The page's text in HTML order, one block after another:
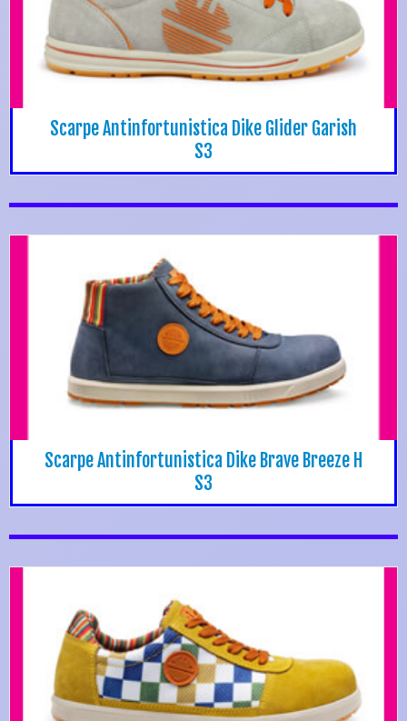
Scarpe Antinfortunistica Dike Glider Garish
S3
Scarpe Antinfortunistica Dike Brave Breeze H
S3